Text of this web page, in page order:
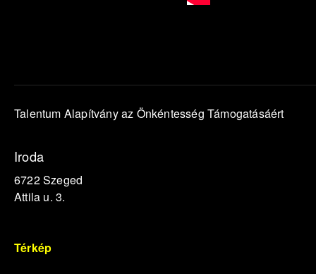
Talentum Alapítvány az Önkéntesség Támogatásáért
Iroda
6722 Szeged
Attila u. 3.
Térkép